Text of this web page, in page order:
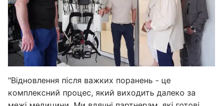
"Відновлення після важких поранень - це
комплексний процес, який виходить далеко за